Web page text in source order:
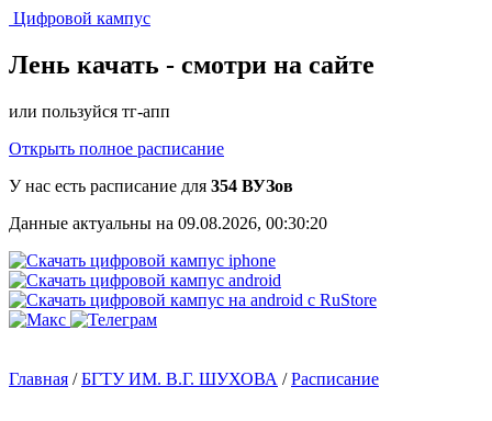
Цифровой кампус
Лень качать - смотри на сайте
или пользуйся тг-апп
Открыть полное расписание
У нас есть расписание для 354 ВУЗов
Данные актуальны на 09.08.2026, 00:30:20
Главная /БГТУ ИМ. В.Г. ШУХОВА /Расписание